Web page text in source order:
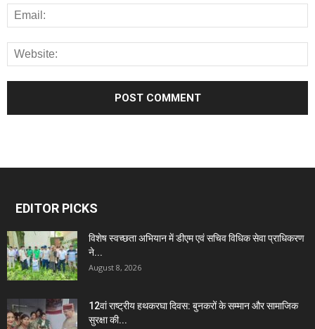
EDITOR PICKS
विशेष स्वच्छता अभियान में डीएम एवं सचिव विधिक सेवा प्राधिकरण
ने...
August 8, 2026
12वां राष्ट्रीय हथकरघा दिवस: बुनकरों के सम्मान और सामाजिक
सुरक्षा की...